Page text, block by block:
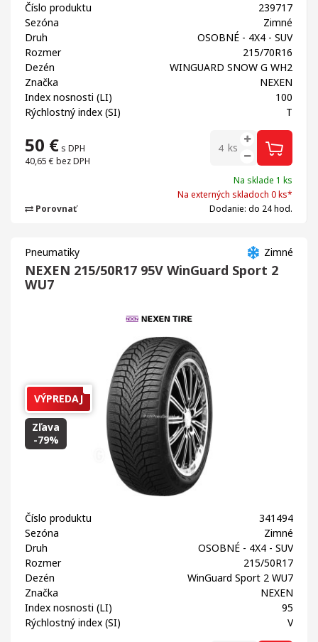
Číslo produktu
239717
Sezóna
Zimné
Druh
OSOBNÉ - 4X4 - SUV
Rozmer
215/70R16
Dezén
WINGUARD SNOW G WH2
Značka
NEXEN
Index nosnosti (LI)
100
Rýchlostný index (SI)
T
50 € s DPH
40,65 € bez DPH
ks
Na sklade 1 ks
Na externých skladoch 0 ks*
Dodanie: do 24 hod.
Porovnať
Zimné
Pneumatiky
NEXEN 215/50R17 95V WinGuard Sport 2
WU7
VÝPREDAJ
Zľava
-79%
Číslo produktu
341494
Sezóna
Zimné
Druh
OSOBNÉ - 4X4 - SUV
Rozmer
215/50R17
Dezén
WinGuard Sport 2 WU7
Značka
NEXEN
Index nosnosti (LI)
95
Rýchlostný index (SI)
V